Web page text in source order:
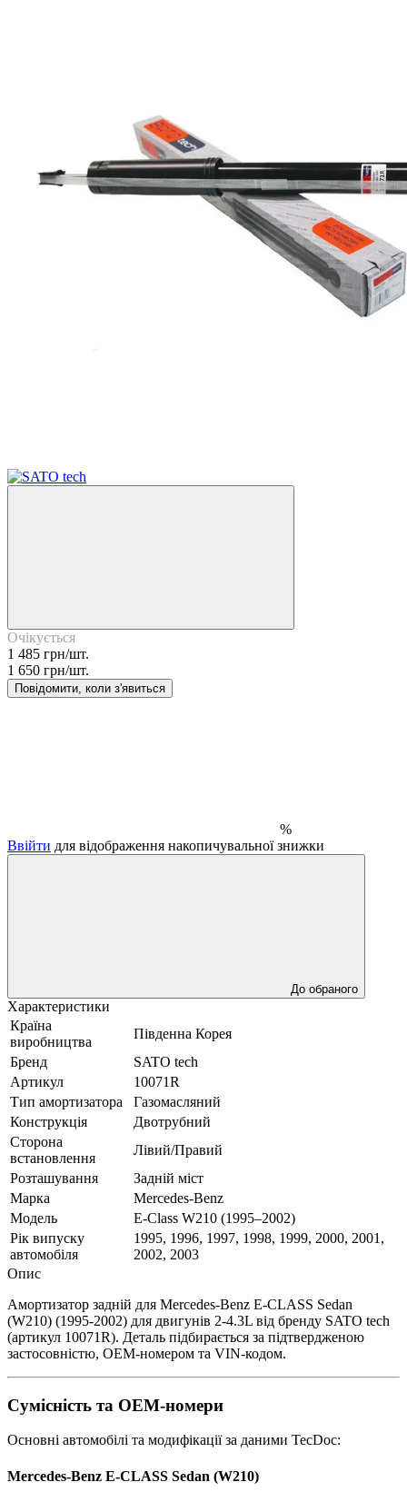
Очікується
1 485 грн/шт.
1 650 грн/шт.
Повідомити, коли з'явиться
%
Ввійти для відображення накопичувальної знижки
До обраного
Характеристики
Країна
виробництва
Південна Корея
Бренд
SATO tech
Артикул
10071R
Тип амортизатора
Газомасляний
Конструкція
Двотрубний
Сторона
встановлення
Лівий/Правий
Розташування
Задній міст
Марка
Mercedes-Benz
Модель
E-Class W210 (1995–2002)
Рік випуску
автомобіля
1995, 1996, 1997, 1998, 1999, 2000, 2001,
2002, 2003
Опис
Амортизатор задній для Mercedes-Benz E-CLASS Sedan
(W210) (1995-2002) для двигунів 2-4.3L від бренду SATO tech
(артикул 10071R). Деталь підбирається за підтвердженою
застосовністю, OEM-номером та VIN-кодом.
Сумісність та OEM-номери
Основні автомобілі та модифікації за даними TecDoc:
Mercedes-Benz E-CLASS Sedan (W210)